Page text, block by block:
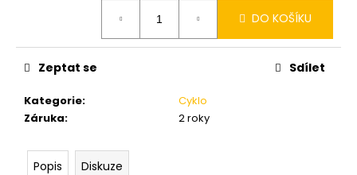
DO KOŠÍKU
Kategorie:
Cyklo
Záruka: 2 roky
Zeptat se Sdílet
Popis Diskuze